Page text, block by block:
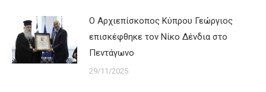
Ο Αρχιεπίσκοπος Κύπρου Γεώργιος
επισκέφθηκε τον Νίκο Δένδια στο
Πεντάγωνο
29/11/2025